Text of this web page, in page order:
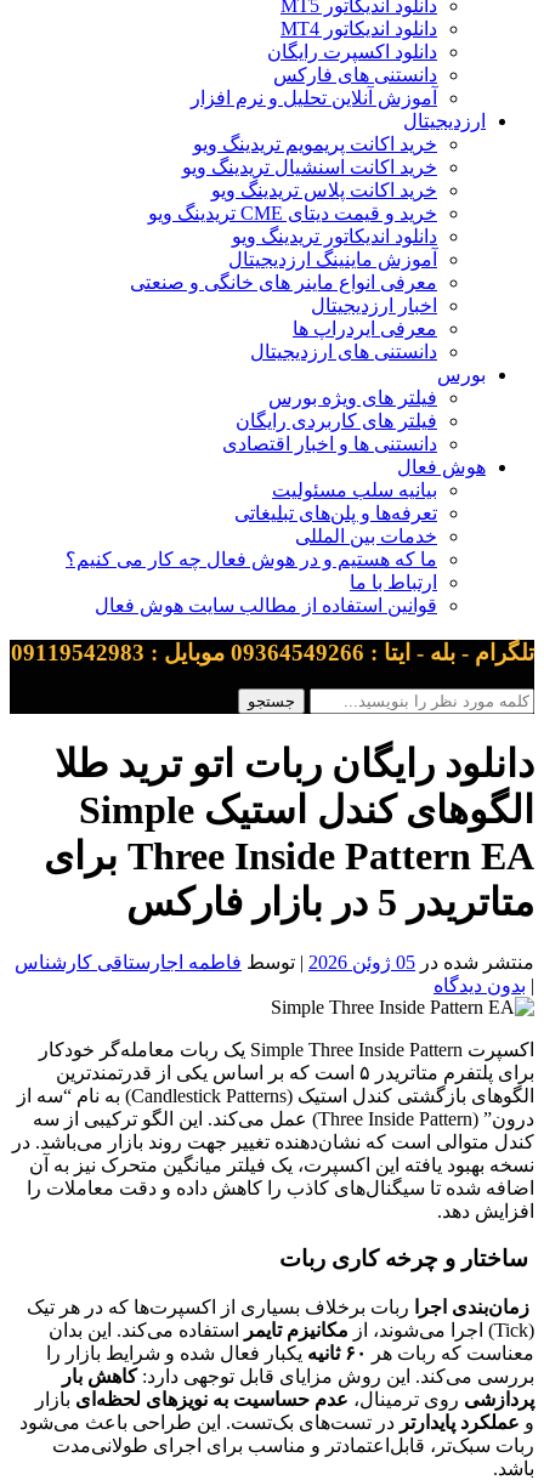
دانلود اندیکاتور MT5
دانلود اندیکاتور MT4
دانلود اکسپرت رایگان
دانستنی های فارکس
آموزش آنلاین تحلیل و نرم افزار
ارزدیجیتال
خرید اکانت پریمویم تریدینگ ویو
خرید اکانت اسنشیال تریدینگ ویو
خرید اکانت پلاس تریدینگ ویو
خرید و قیمت دیتای CME تریدینگ ویو
دانلود اندیکاتور تریدینگ ویو
آموزش ماینینگ ارزدیجیتال
معرفی انواع ماینر های خانگی و صنعتی
اخبار ارزدیجیتال
معرفی ایردراپ ها
دانستنی های ارزدیجیتال
بورس
فیلتر های ویژه بورس
فیلتر های کاربردی رایگان
دانستنی ها و اخبار اقتصادی
هوش فعال
بیانیه سلب مسئولیت
تعرفه‌ها و پلن‌های تبلیغاتی
خدمات بین المللی
ما که هستیم و در هوش فعال چه کار می کنیم؟
ارتباط با ما
قوانین استفاده از مطالب سایت هوش فعال
تلگرام - بله - ایتا : 09364549266 موبایل : 09119542983
دانلود رایگان ربات اتو ترید طلا
الگوهای کندل استیک Simple
Three Inside Pattern EA برای
متاتریدر 5 در بازار فارکس
منتشر شده در 05 ژوئن 2026 | توسط فاطمه اجارستاقی کارشناس
| بدون دیدگاه
اکسپرت Simple Three Inside Pattern یک ربات معامله‌گر خودکار
برای پلتفرم متاتریدر ۵ است که بر اساس یکی از قدرتمندترین
الگوهای بازگشتی کندل استیک (Candlestick Patterns) به نام “سه از
درون” (Three Inside Pattern) عمل می‌کند. این الگو ترکیبی از سه
کندل متوالی است که نشان‌دهنده تغییر جهت روند بازار می‌باشد. در
نسخه بهبود یافته این اکسپرت، یک فیلتر میانگین متحرک نیز به آن
اضافه شده تا سیگنال‌های کاذب را کاهش داده و دقت معاملات را
افزایش دهد.
ساختار و چرخه کاری ربات
زمان‌بندی اجرا ربات برخلاف بسیاری از اکسپرت‌ها که در هر تیک
(Tick) اجرا می‌شوند، از
مکانیزم تایمر
استفاده می‌کند. این بدان
معناست که ربات هر
۶۰ ثانیه
یکبار فعال شده و شرایط بازار را
بررسی می‌کند. این روش مزایای قابل توجهی دارد:کاهش بار
پردازشی روی ترمینال، عدم حساسیت به نویزهای لحظه‌ای بازار
و عملکرد پایدارتر در تست‌های بک‌تست. این طراحی باعث می‌شود
ربات سبک‌تر، قابل‌اعتمادتر و مناسب برای اجرای طولانی‌مدت
باشد.